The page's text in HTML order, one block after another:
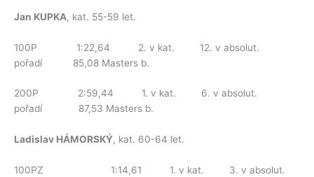
Jan KUPKA, kat. 55-59 let.
100P 1:22,64 2. v kat. 12. v absolut.
pořadí 85,08 Masters b.
200P 2:59,44 1. v kat. 6. v absolut.
pořadí 87,53 Masters b.
Ladislav HÁMORSKÝ, kat. 60-64 let.
100PZ 1:14,61 1. v kat. 3. v absolut.